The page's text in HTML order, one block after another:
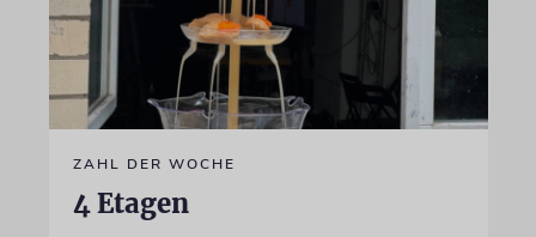
ZAHL DER WOCHE
4 Etagen